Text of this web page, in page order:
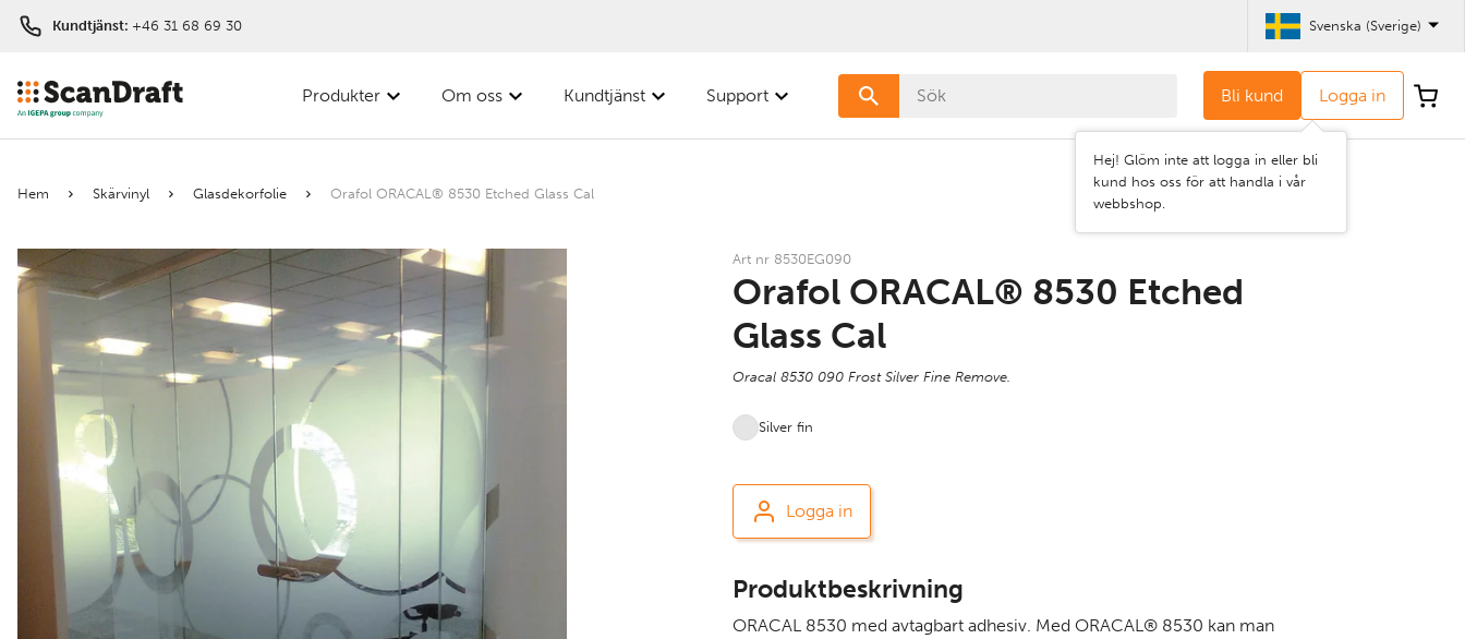
Kundtjänst: +46 31 68 69 30 Svenska (Sverige)
Bli kund Logga in
Hej! Glöm inte att logga in eller bli
kund hos oss för att handla i vår
webbshop.
Produkter Om oss Kundtjänst Support
Hem Skärvinyl Glasdekorfolie Orafol ORACAL® 8530 Etched Glass Cal
Art nr 8530EG090
Orafol ORACAL® 8530 Etched
Glass Cal
Oracal 8530 090 Frost Silver Fine Remove.
Silver fin
Logga in
Produktbeskrivning
ORACAL 8530 med avtagbart adhesiv. Med ORACAL® 8530 kan man
Färg
Längd